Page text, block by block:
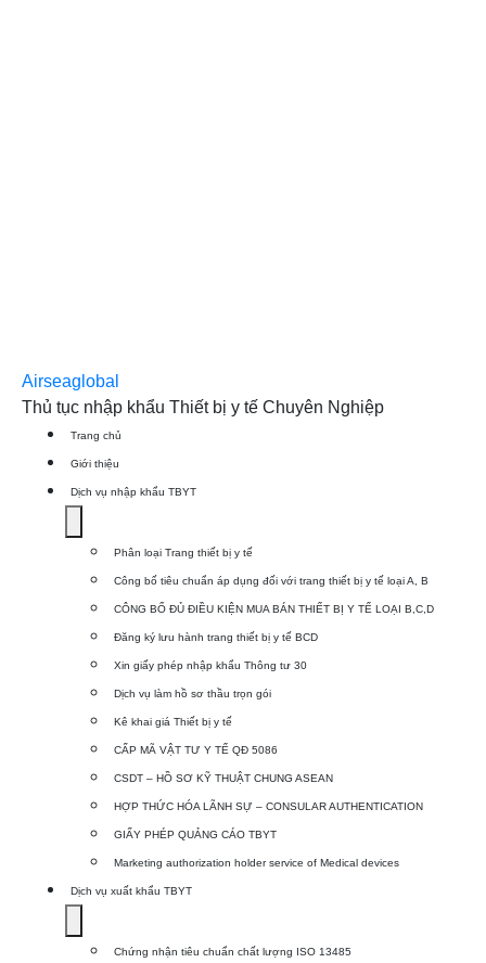
Airseaglobal
Thủ tục nhập khẩu Thiết bị y tế Chuyên Nghiệp
Trang chủ
Giới thiệu
Dịch vụ nhập khẩu TBYT
submenu
TBYT
Phân loại Trang thiết bị y tế
Công bố tiêu chuẩn áp dụng đối với trang thiết bị y tế loại A, B
CÔNG BỐ ĐỦ ĐIỀU KIỆN MUA BÁN THIẾT BỊ Y TẾ LOẠI B,C,D
Đăng ký lưu hành trang thiết bị y tế BCD
Xin giấy phép nhập khẩu Thông tư 30
Dịch vụ làm hồ sơ thầu trọn gói
Kê khai giá Thiết bị y tế
CẤP MÃ VẬT TƯ Y TẾ QĐ 5086
CSDT – HỒ SƠ KỸ THUẬT CHUNG ASEAN
HỢP THỨC HÓA LÃNH SỰ – CONSULAR AUTHENTICATION
GIẤY PHÉP QUẢNG CÁO TBYT
Marketing authorization holder service of Medical devices
Dịch vụ xuất khẩu TBYT
submenuChứng nhận tiêu chuẩn chất lượng ISO 13485